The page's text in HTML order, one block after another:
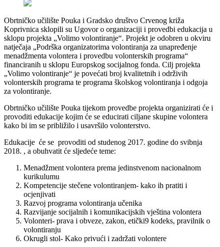
Obrtničko učilište Pouka i Gradsko društvo Crvenog križa
Koprivnica sklopili su Ugovor o organizaciji i provedbi edukacija u
sklopu projekta „Volimo volontiranje“. Projekt je odobren u okviru
natječaja „Podrška organizatorima volontiranja za unapređenje
menadžmenta volontera i provedbu volonterskih programa“
financiranih u sklopu Europskog socijalnog fonda. Cilj projekta
„Volimo volontiranje“ je povećati broj kvalitetnih i održivih
volonterskih programa te programa školskog volontiranja i odgoja
za volontiranje.
Obrtničko učilište Pouka tijekom provedbe projekta organizirati će i
provoditi edukacije kojim će se educirati ciljane skupine volontera
kako bi im se približilo i usavršilo volonterstvo.
Edukacije će se provoditi od studenog 2017. godine do svibnja
2018. , a obuhvatit će sljedeće teme:
Menadžment volontera prema jedinstvenom nacionalnom
kurikulumu
Kompetencije stečene volontiranjem- kako ih pratiti i
ocjenjivati
Razvoj programa volontiranja učenika
Razvijanje socijalnih i komunikacijskih vještina volontera
Volonteri- prava i obveze, zakon, etički9 kodeks, pravilnik o
volontiranju
Okrugli stol- Kako privući i zadržati volontere